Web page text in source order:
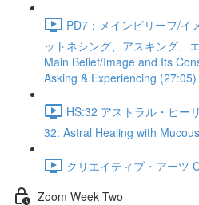
PD7：メインビリーフ/イ
ットネシング、アスキング、
Main Belief/Image and Its
Asking & Experiencing (27:05)
HS:32 アストラル・ヒー
32: Astral Healing with
クリエイティブ・アーツ
Zoom Week Two